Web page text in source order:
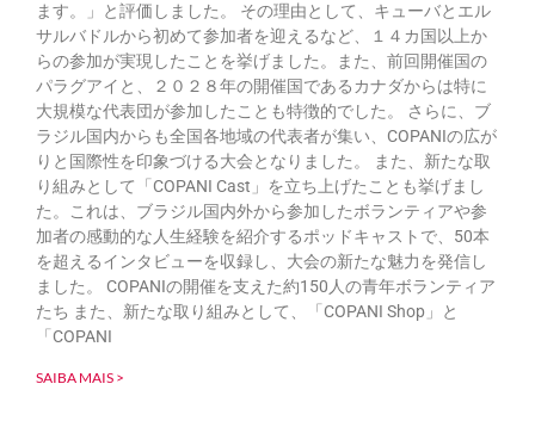
ます。」と評価しました。 その理由として、キューバとエル
サルバドルから初めて参加者を迎えるなど、１４カ国以上か
らの参加が実現したことを挙げました。また、前回開催国の
パラグアイと、２０２８年の開催国であるカナダからは特に
大規模な代表団が参加したことも特徴的でした。 さらに、ブ
ラジル国内からも全国各地域の代表者が集い、COPANIの広が
りと国際性を印象づける大会となりました。 また、新たな取
り組みとして「COPANI Cast」を立ち上げたことも挙げまし
た。これは、ブラジル国内外から参加したボランティアや参
加者の感動的な人生経験を紹介するポッドキャストで、50本
を超えるインタビューを収録し、大会の新たな魅力を発信し
ました。 COPANIの開催を支えた約150人の青年ボランティア
たち また、新たな取り組みとして、「COPANI Shop」と
「COPANI
SAIBA MAIS >